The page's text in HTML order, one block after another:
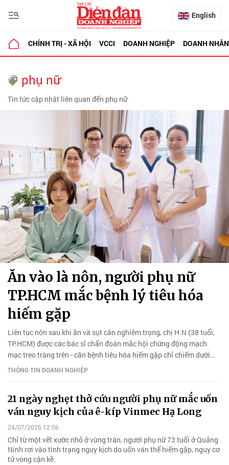
English
CHÍNH TRỊ - XÃ HỘI VCCI DOANH NGHIỆP DOANH NHÂN
phụ nữ
Tin tức cập nhật liên quan đến phụ nữ
Ăn vào là nôn, người phụ nữ
TP.HCM mắc bệnh lý tiêu hóa
hiếm gặp
Liên tục nôn sau khi ăn và sụt cân nghiêm trọng, chị H.N (38 tuổi,
TP.HCM) được các bác sĩ chẩn đoán mắc hội chứng động mạch
mạc treo tràng trên - căn bệnh tiêu hóa hiếm gặp chỉ chiếm dưới
0,3% dân số.
THÔNG TIN DOANH NGHIỆP
21 ngày nghẹt thở cứu người phụ nữ mắc uốn
ván nguy kịch của ê-kíp Vinmec Hạ Long
24/07/2026 12:06
Chỉ từ một vết xước nhỏ ở vùng trán, người phụ nữ 73 tuổi ở Quảng
Ninh rơi vào tình trạng nguy kịch do uốn ván thể hiếm gặp, nguy cơ
tử vong cận kề.